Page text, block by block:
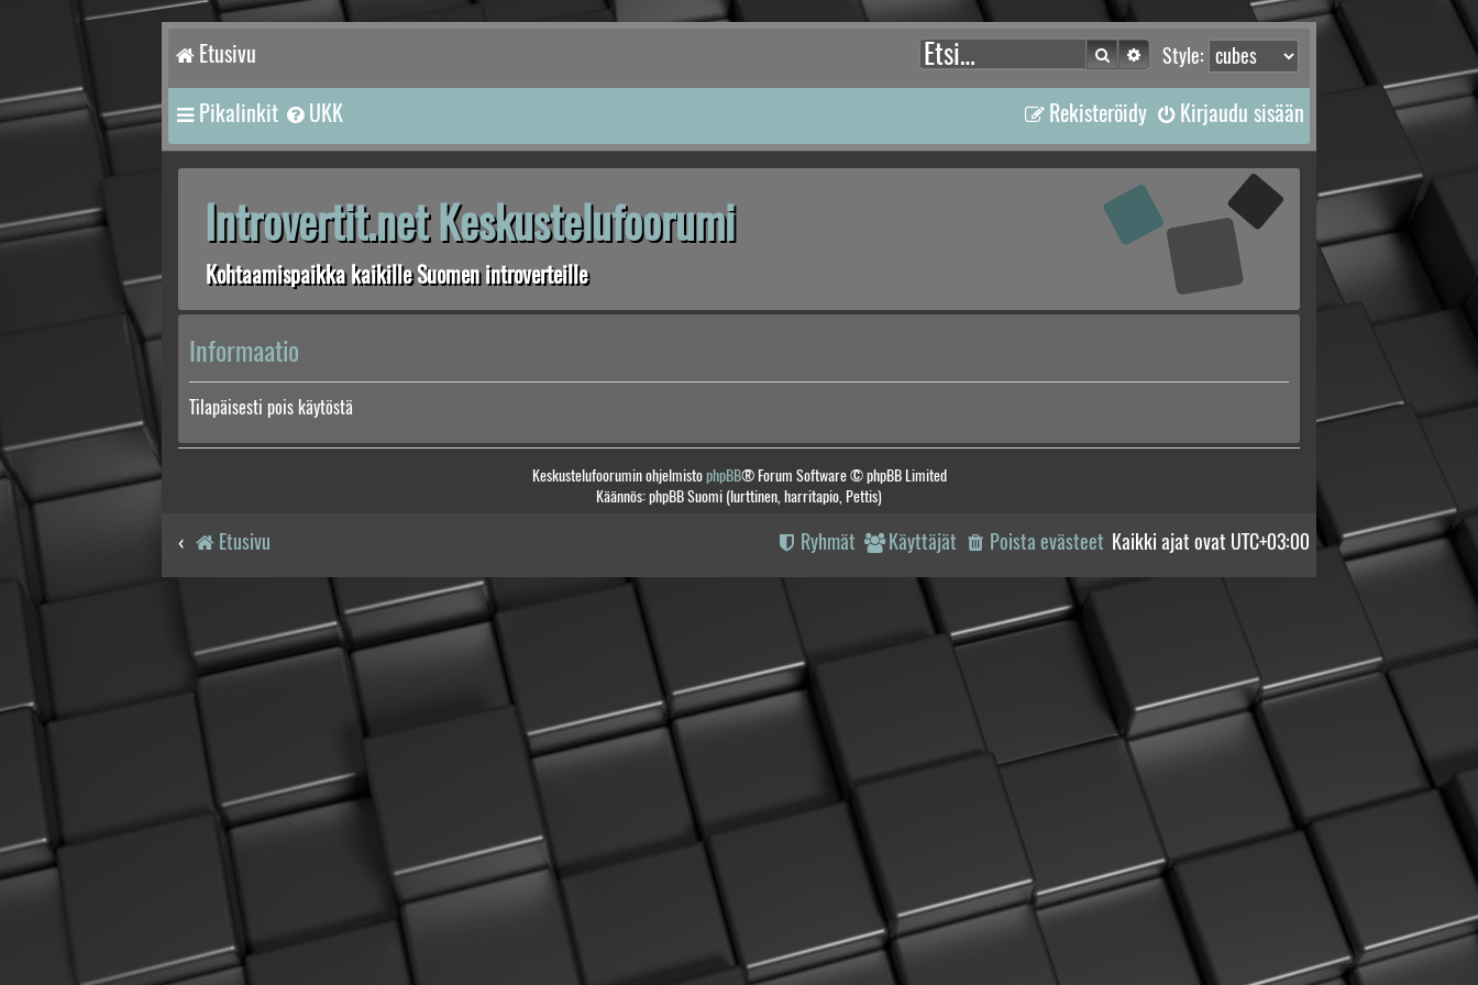
Etusivu Style:
Etsi Tarkennettu haku
Pikalinkit UKK Kirjaudu sisään
Rekisteröidy
Introvertit.net Keskustelufoorumi
Kohtaamispaikka kaikille Suomen introverteille
Informaatio
Tilapäisesti pois käytöstä
Keskustelufoorumin ohjelmistophpBB® Forum Software © phpBB Limited
Käännös: phpBB Suomi (lurttinen, harritapio, Pettis)
Etusivu Kaikki ajat ovat UTC+03:00
Poista evästeet
Käyttäjät
Ryhmät